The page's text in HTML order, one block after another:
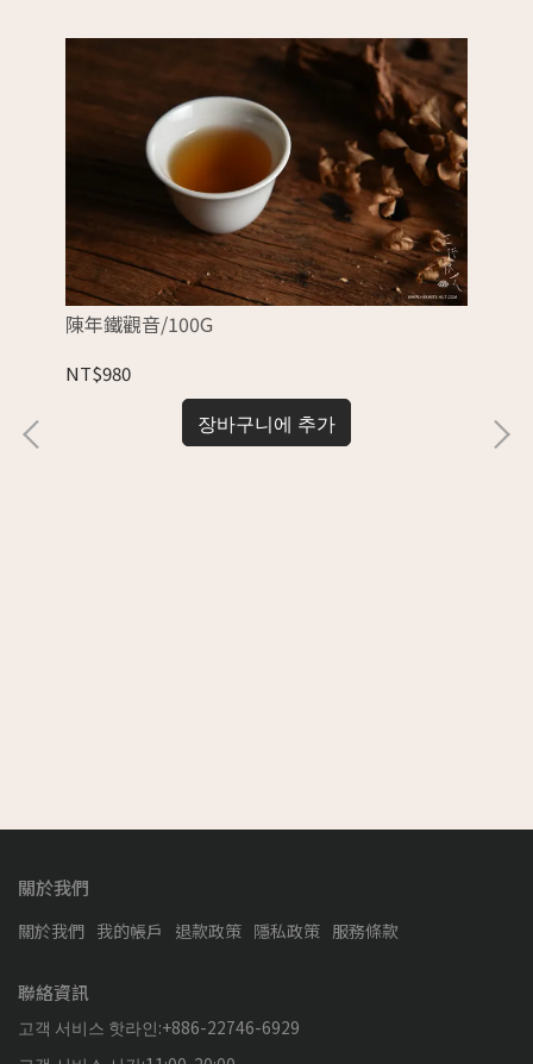
陳年鐵觀音/100G
NT$980
장바구니에 추가
關於我們
關於我們 我的帳戶 退款政策 隱私政策 服務條款
聯絡資訊
고객 서비스 핫라인:+886-22746-6929